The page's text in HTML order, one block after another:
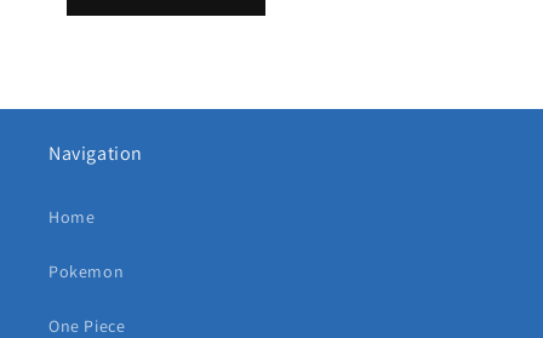
Navigation
Home
Pokemon
One Piece